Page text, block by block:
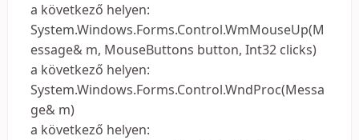
a következő helyen:
System.Windows.Forms.Control.WmMouseUp(M
essage& m, MouseButtons button, Int32 clicks)
a következő helyen:
System.Windows.Forms.Control.WndProc(Messa
ge& m)
a következő helyen: